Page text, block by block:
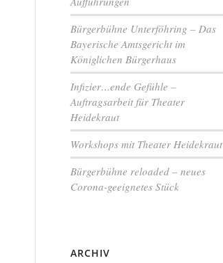
Bürgerbühne Unterföhring – Das
Bayerische Amtsgericht im
Königlichen Bürgerhaus
Infizier…ende Gefühle –
Auftragsarbeit für Theater
Heidekraut
Workshops mit Theater Heidekraut
Bürgerbühne reloaded – neues
Corona-geeignetes Stück
ARCHIV